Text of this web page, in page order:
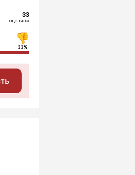
33
оценили
33%